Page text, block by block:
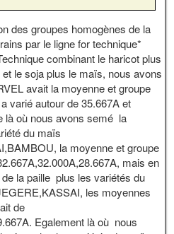
des groupes homogènes de la
par le ligne for technique*
combinant le haricot plus
le soja plus le maïs, nous avons
avait la moyenne et groupe
varié autour de 35.667A et
là où nous avons semé la
du maïs
la moyenne et groupe
mais en
la paille plus les variétés du
les moyennes
de
Egalement là où nous